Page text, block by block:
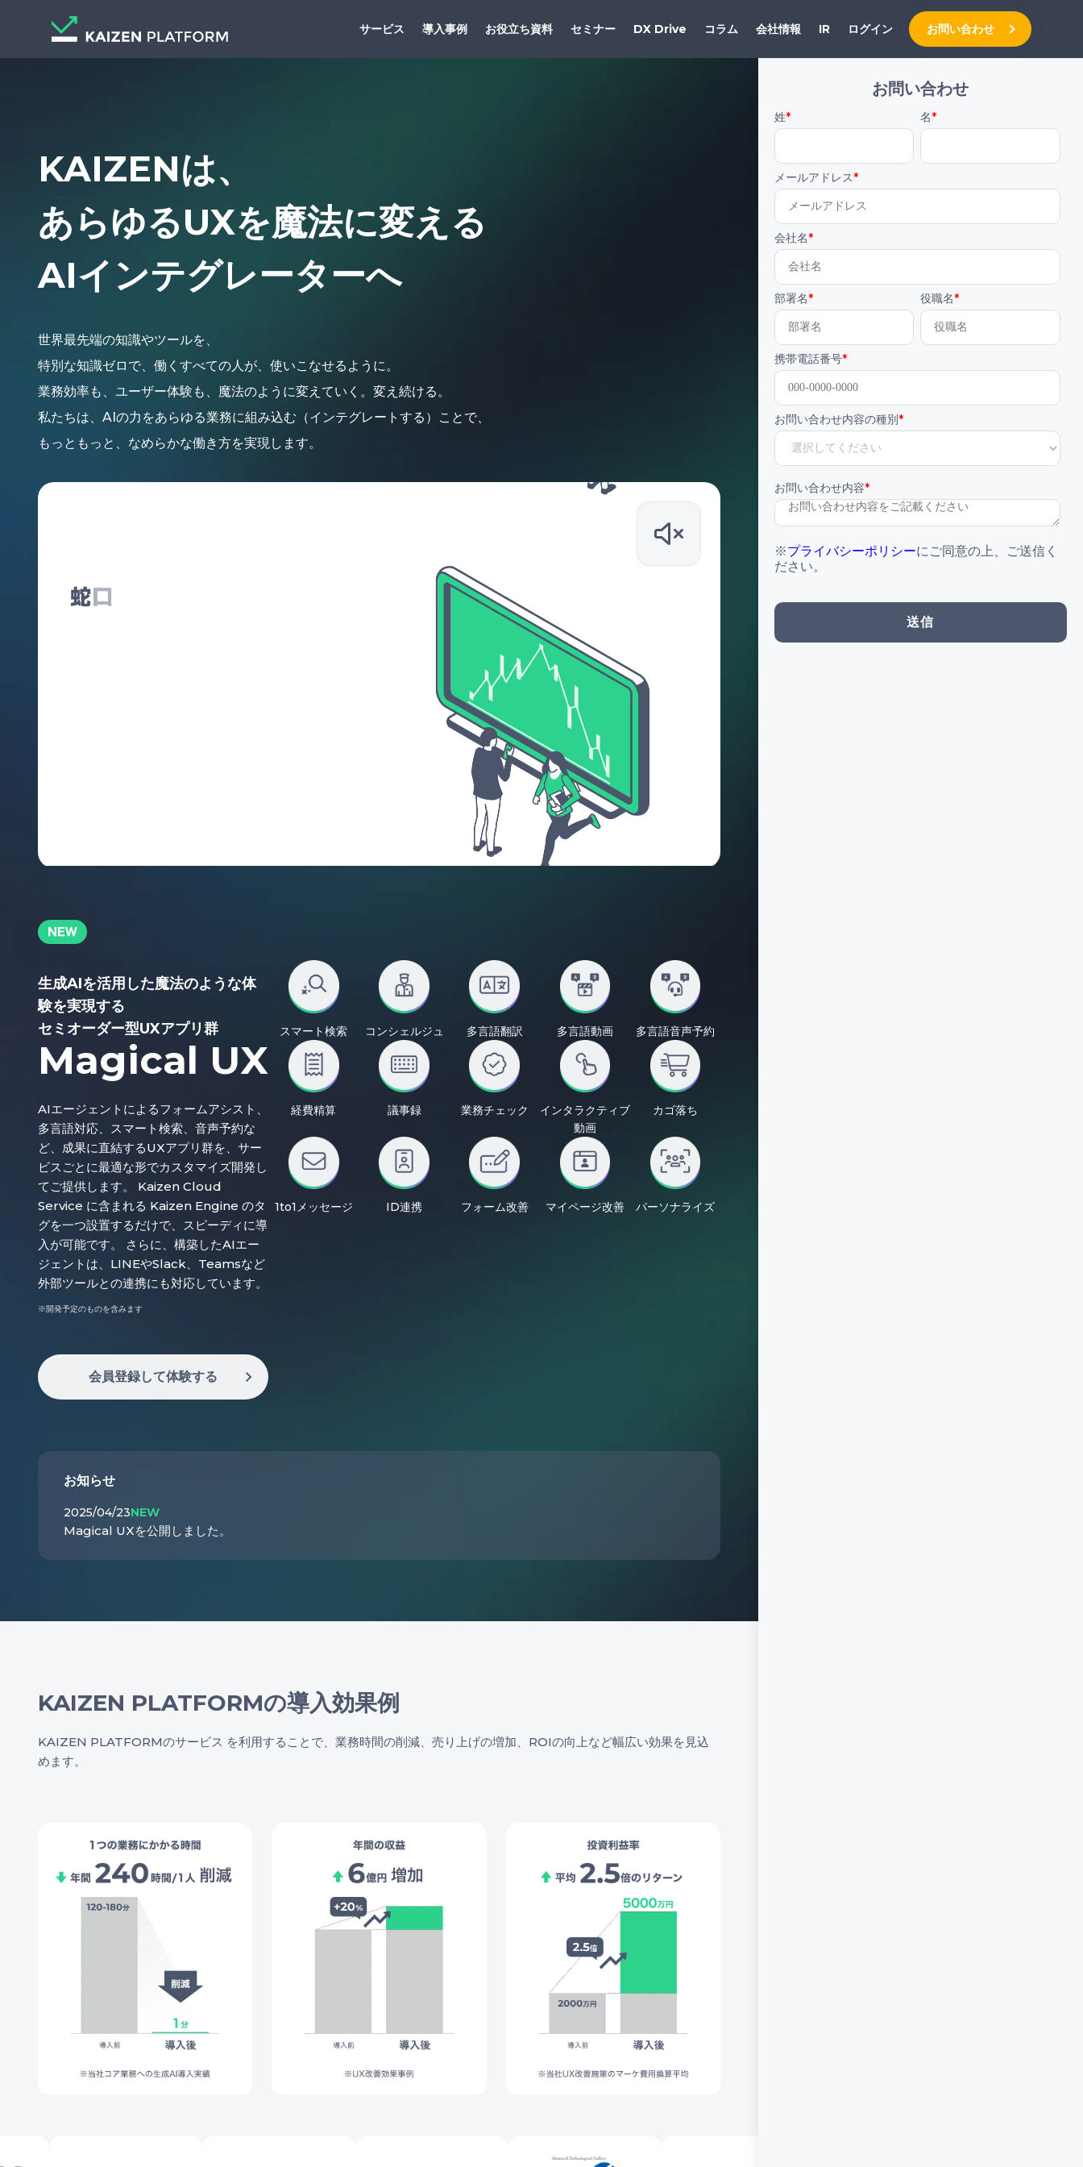
サービス 導入事例 お役立ち資料 セミナー DX Drive コラム 会社情報 IR ログイン お問い合わせ
KAIZENは、
あらゆるUXを魔法に変える
AIインテグレーターへ
世界最先端の知識やツールを、
特別な知識ゼロで、働くすべての人が、使いこなせるように。
業務効率も、ユーザー体験も、魔法のように変えていく。変え続ける。
私たちは、AIの力をあらゆる業務に組み込む（インテグレートする）ことで、
もっともっと、なめらかな働き方を実現します。
Magical UX
生成AIを活用した魔法のような体
験を実現する
セミオーダー型UXアプリ群
AIエージェントによるフォームアシスト、
多言語対応、スマート検索、音声予約な
ど、成果に直結するUXアプリ群を、サー
ビスごとに最適な形でカスタマイズ開発し
てご提供します。 Kaizen Cloud
Service に含まれる Kaizen Engine のタ
グを一つ設置するだけで、スピーディに導
入が可能です。 さらに、構築したAIエー
ジェントは、LINEやSlack、Teamsなど
外部ツールとの連携にも対応しています。
※開発予定のものを含みます
会員登録して体験する
スマート検索 コンシェルジュ 多言語翻訳 多言語動画 多言語音声予約
経費精算 議事録 業務チェック
インタラクティブ
動画
カゴ落ち
1to1メッセージ ID連携 フォーム改善 マイページ改善 パーソナライズ
お知らせ
2025/04/23NEW
Magical UXを公開しました。
KAIZEN PLATFORMの導入効果例
KAIZEN PLATFORMのサービス を利用することで、業務時間の削減、売り上げの増加、ROIの向上など幅広い効果を見込
めます。
お問い合わせ
姓 * 名*
メールアドレス*
会社名*
部署名* 役職名*
携帯電話番号*
お問い合わせ内容の種別*
お問い合わせ内容*
※プライバシーポリシー
にご同意の上、ご送信く
ださい。